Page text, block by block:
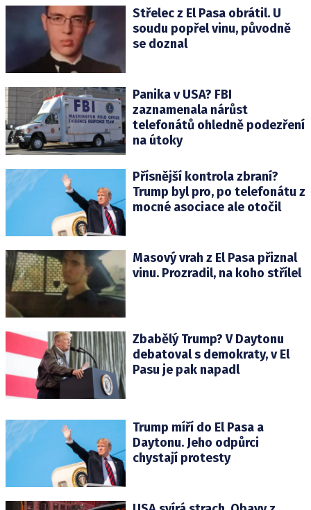
Střelec z El Pasa obrátil. U
soudu popřel vinu, původně
se doznal
Panika v USA? FBI
zaznamenala nárůst
telefonátů ohledně podezření
na útoky
Přísnější kontrola zbraní?
Trump byl pro, po telefonátu z
mocné asociace ale otočil
Masový vrah z El Pasa přiznal
vinu. Prozradil, na koho střílel
Zbabělý Trump? V Daytonu
debatoval s demokraty, v El
Pasu je pak napadl
Trump míří do El Pasa a
Daytonu. Jeho odpůrci
chystají protesty